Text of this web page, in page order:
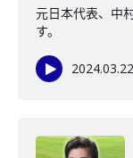
元日本代表、中
す。
2024.03.22